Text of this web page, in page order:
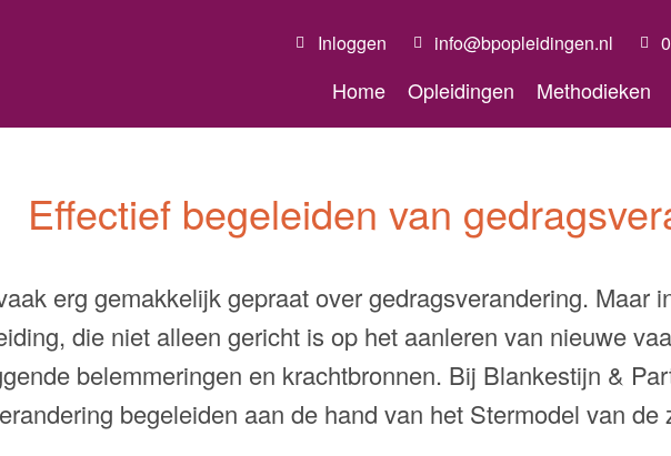
Inloggen info@bpopleidingen.nl
Home Opleidingen Methodieken
Effectief begeleiden van
erg gemakkelijk gepraat over gedragsverandering. Maar
die niet alleen gericht is op het aanleren van nieuwe
belemmeringen en krachtbronnen. Bij Blankestijn &
begeleiden aan de hand van het Stermodel van